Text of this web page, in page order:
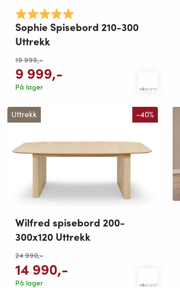
Karakter:
Sophie Spisebord 210-300
Uttrekk
19 999,-
9 999,-
På lager
Uttrekk -40%
Wilfred spisebord 200-
300x120 Uttrekk
24 990,-
14 990,-
På lager